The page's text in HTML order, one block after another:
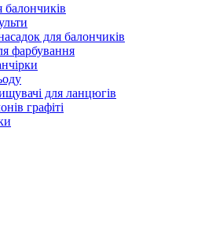
балончиків
для балончиків
фарбування
для ланцюгів
графіті